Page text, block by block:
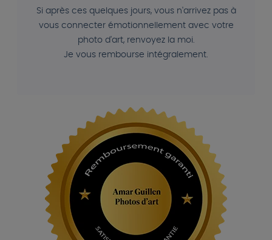
Si après ces quelques jours, vous n'arrivez pas à
vous connecter émotionnellement avec votre
photo d'art, renvoyez la moi.
Je vous rembourse intégralement.